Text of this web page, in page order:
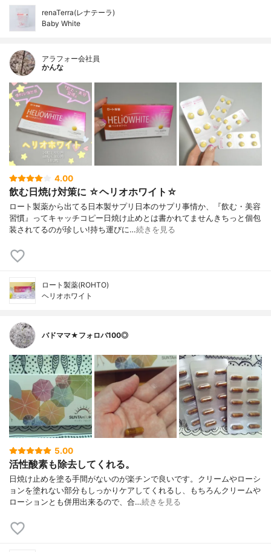
renaTerra(レナテーラ)
Baby White
アラフォー会社員
かんな
4.00
飲む日焼け対策に ☆ヘリオホワイト☆
ロート製薬から出てる日本製サプリ日本のサプリ事情か、『飲む・美容
習慣』ってキャッチコピー日焼け止めとは書かれてませんきちっと個包
装されてるのが珍しい!持ち運びに…続きを見る
ロート製薬(ROHTO)
ヘリオホワイト
バドママ★フォロバ100◎
5.00
活性酸素も除去してくれる。
日焼け止めを塗る手間がないのが楽チンで良いです。クリームやローシ
ョンを塗れない部分もしっかりケアしてくれるし、もちろんクリームや
ローションとも併用出来るので、合…続きを見る